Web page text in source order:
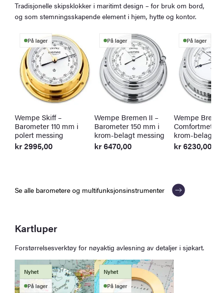
Tradisjonelle skipsklokker i maritimt design – for bruk om bord,
og som stemningsskapende element i hjem, hytte og kontor.
På lager
Wempe Skiff –
Barometer 110 mm i
polert messing
kr2995,00
På lager
Wempe Bremen II –
Barometer 150 mm i
krom-belagt messing
kr6470,00
På lager
Wempe
krom-belagt
kr6230,00
Se alle barometere og multifunksjonsinstrumenter
Kartluper
Forstørrelsesverktøy for nøyaktig avlesning av detaljer i sjøkart.
Nyhet
På lager
Nyhet
På lager